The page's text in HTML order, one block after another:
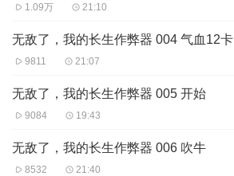
1.09万 21:10
无敌了，我的长生作弊器 004 气血12卡
9811 21:07
无敌了，我的长生作弊器 005 开始
9084 19:43
无敌了，我的长生作弊器 006 吹牛
8532 21:40